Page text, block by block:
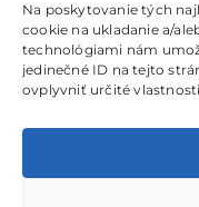
Na poskytovanie tých
cookie na ukladanie a/
technológiami nám
jedinečné ID na tejto
ovplyvniť určité